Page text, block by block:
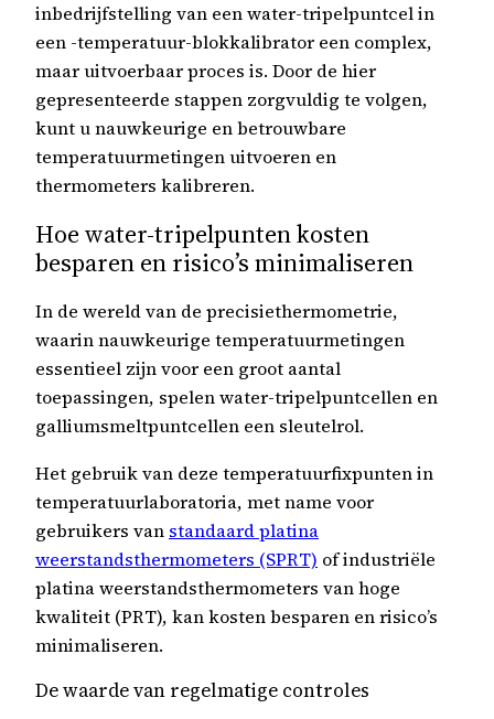
inbedrijfstelling van een water-tripelpuntcel in
een -temperatuur-blokkalibrator een complex,
maar uitvoerbaar proces is. Door de hier
gepresenteerde stappen zorgvuldig te volgen,
kunt u nauwkeurige en betrouwbare
temperatuurmetingen uitvoeren en
thermometers kalibreren.
Hoe water-tripelpunten kosten
besparen en risico’s minimaliseren
In de wereld van de precisiethermometrie,
waarin nauwkeurige temperatuurmetingen
essentieel zijn voor een groot aantal
toepassingen, spelen water-tripelpuntcellen en
galliumsmeltpuntcellen een sleutelrol.
Het gebruik van deze temperatuurfixpunten in
temperatuurlaboratoria, met name voor
gebruikers van standaard platina
weerstandsthermometers (SPRT) of industriële
platina weerstandsthermometers van hoge
kwaliteit (PRT), kan kosten besparen en risico’s
minimaliseren.
De waarde van regelmatige controles